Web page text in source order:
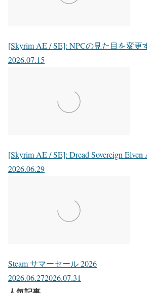
[Skyrim AE / SE]: NPCの見た目を変更
2026.07.15
[Skyrim AE / SE]: Dread Sovereign Elven
2026.06.29
Steam サマーセール 2026
2026.06.272026.07.31